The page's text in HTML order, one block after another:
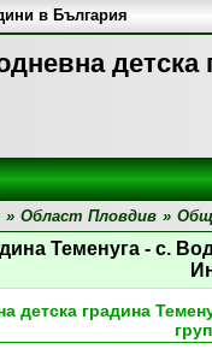
детска
в България
» Област Пловдив »
Теменуга - с.
детска градина